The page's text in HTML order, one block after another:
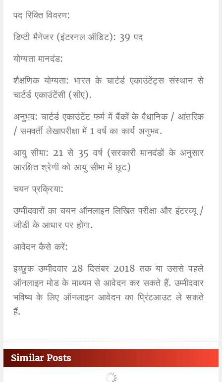
पद रिक्ति विवरण:
डिप्टी मैनेजर (इंटरनल ऑडिट): 39 पद
योग्यता मानदंड:
शैक्षणिक योग्यता: भारत के चार्टर्ड एकाउंटेंट्स संस्थान से
चार्टर्ड एकाउंटेंसी (सीए).
अनुभव: चार्टर्ड एकाउंटेंट फर्म में बैंकों के वैधानिक / आंतरिक
/ समवर्ती लेखापरीक्षा में 1 वर्ष का कार्य अनुभव.
आयु सीमा: 21 से 35 वर्ष (सरकारी मानदंडों के अनुसार
आरक्षित श्रेणी को आयु सीमा में छूट)
चयन प्रक्रिया:
उम्मीदवारों का चयन ऑनलाइन लिखित परीक्षा और इंटरव्यू /
जीडी के आधार पर होगा.
आवेदन कैसे करें:
इच्छुक उम्मीदवार 28 दिसंबर 2018 तक या उससे पहले
ऑनलाइन मोड के माध्यम से आवेदन कर सकते हैं. उम्मीदवार
भविष्य के लिए ऑनलाइन आवेदन का प्रिंटआउट ले सकते
हैं.
Similar Posts